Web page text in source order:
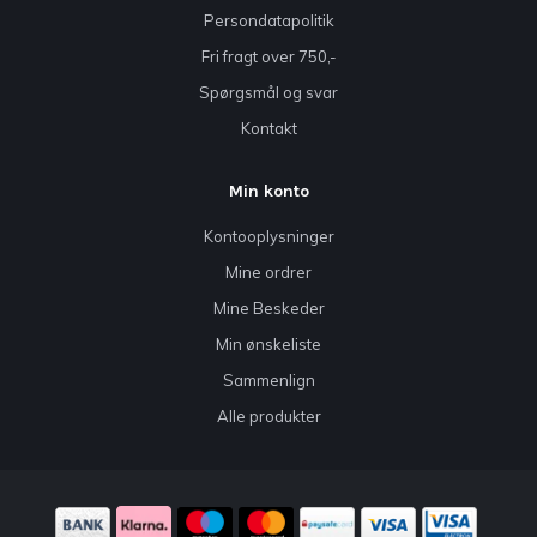
Persondatapolitik
Fri fragt over 750,-
Spørgsmål og svar
Kontakt
Min konto
Kontooplysninger
Mine ordrer
Mine Beskeder
Min ønskeliste
Sammenlign
Alle produkter